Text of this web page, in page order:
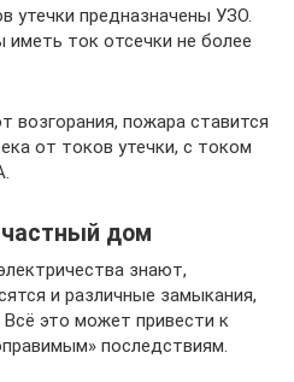
утечки предназначены УЗО.
ток отсечки не более
пожара ставится
от токов утечки, с током
дом
знают,
и различные замыкания,
Всё это может привести к
последствиям.